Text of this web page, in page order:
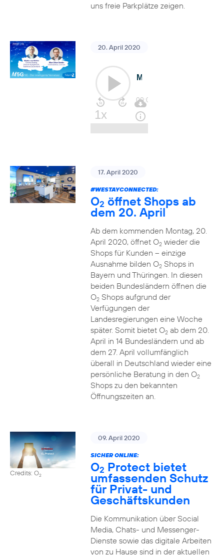
uns freie Parkplätze zeigen.
20. April 2020
17. April 2020
#WESTAYCONNECTED:
O2 öffnet Shops ab
dem 20. April
Ab dem kommenden Montag, 20.
April 2020, öffnet O2wieder die
Shops für Kunden – einzige
Ausnahme bilden O2Shops in
Bayern und Thüringen. In diesen
beiden Bundesländern öffnen die
O2Shops aufgrund der
Verfügungen der
Landesregierungen eine Woche
später. Somit bietet O2ab dem 20.
April in 14 Bundesländern und ab
dem 27. April vollumfänglich
überall in Deutschland wieder eine
persönliche Beratung in den O2
Shops zu den bekannten
Öffnungszeiten an.
Credits: O2
09. April 2020
SICHER ONLINE:
O2 Protect bietet
umfassenden Schutz
für Privat- und
Geschäftskunden
Die Kommunikation über Social
Media, Chats- und Messenger-
Dienste sowie das digitale Arbeiten
von zu Hause sind in der aktuellen